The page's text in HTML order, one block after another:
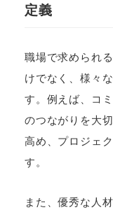
定義
職場で求められ
けでなく、様々
す。例えば、コ
のつながりを大
高め、プロジェ
す。
また、優秀な人